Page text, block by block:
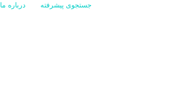
جستجوی پیشرفته درباره ما